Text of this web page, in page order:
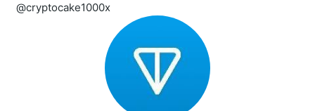
@cryptocake1000x